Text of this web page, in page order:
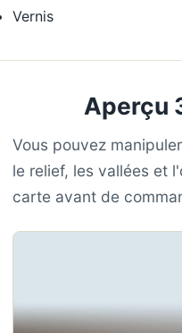
Vernis
Aperçu
Vous pouvez
le relief, les vallées et
carte avant de